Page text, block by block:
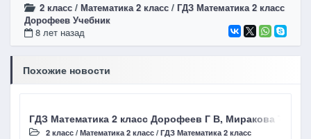
2 класс / Математика 2 класс / ГДЗ Математика 2 класс
Дорофеев Учебник
8 лет назад
Похожие новости
ГДЗ Математика 2 класс Дорофеев Г В, Миракова Т Н
2 класс / Математика 2 класс / ГДЗ Математика 2 класс